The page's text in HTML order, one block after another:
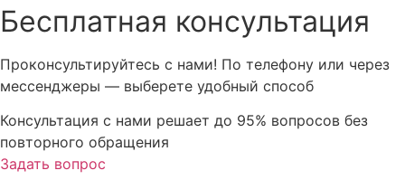
Бесплатная консультация
Проконсультируйтесь с нами! По телефону или через
мессенджеры — выберете удобный способ
Консультация с нами решает до 95% вопросов без
повторного обращения
Задать вопрос